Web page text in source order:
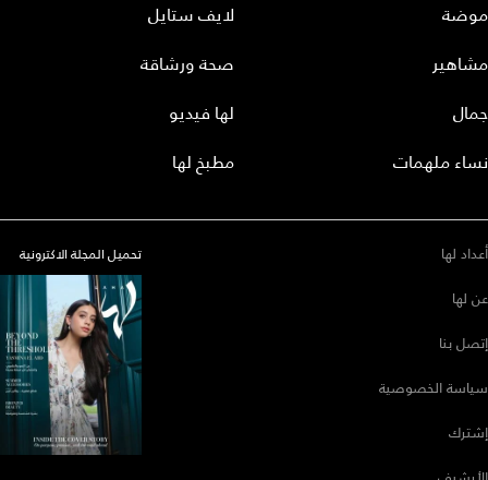
موضة
مشاهير
جمال
نساء ملهمات
لايف ستايل
صحة ورشاقة
لها فيديو
مطبخ لها
أعداد لها
عن لها
إتصل بنا
سياسة الخصوصية
إشترك
تحميل المجلة الاكترونية